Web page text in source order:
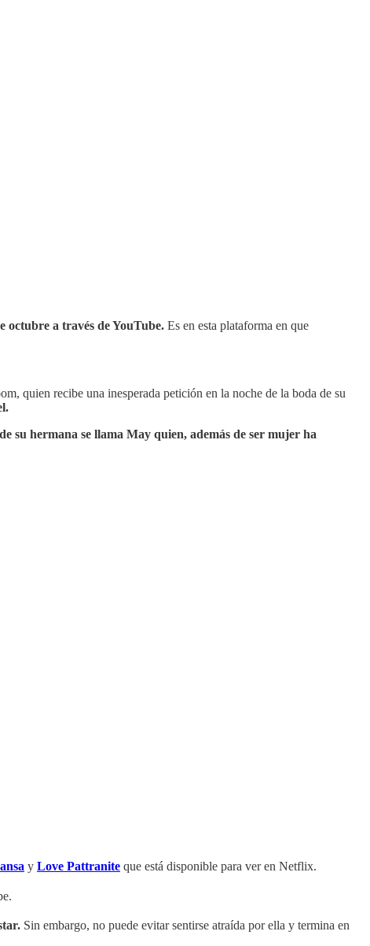
octubre a través de YouTube. Es en esta plataforma en que
quien recibe una inesperada petición en la noche de la boda de su
su hermana se llama May quien, además de ser mujer ha
y Love Pattranite que está disponible para ver en Netflix.
Sin embargo, no puede evitar sentirse atraída por ella y termina en